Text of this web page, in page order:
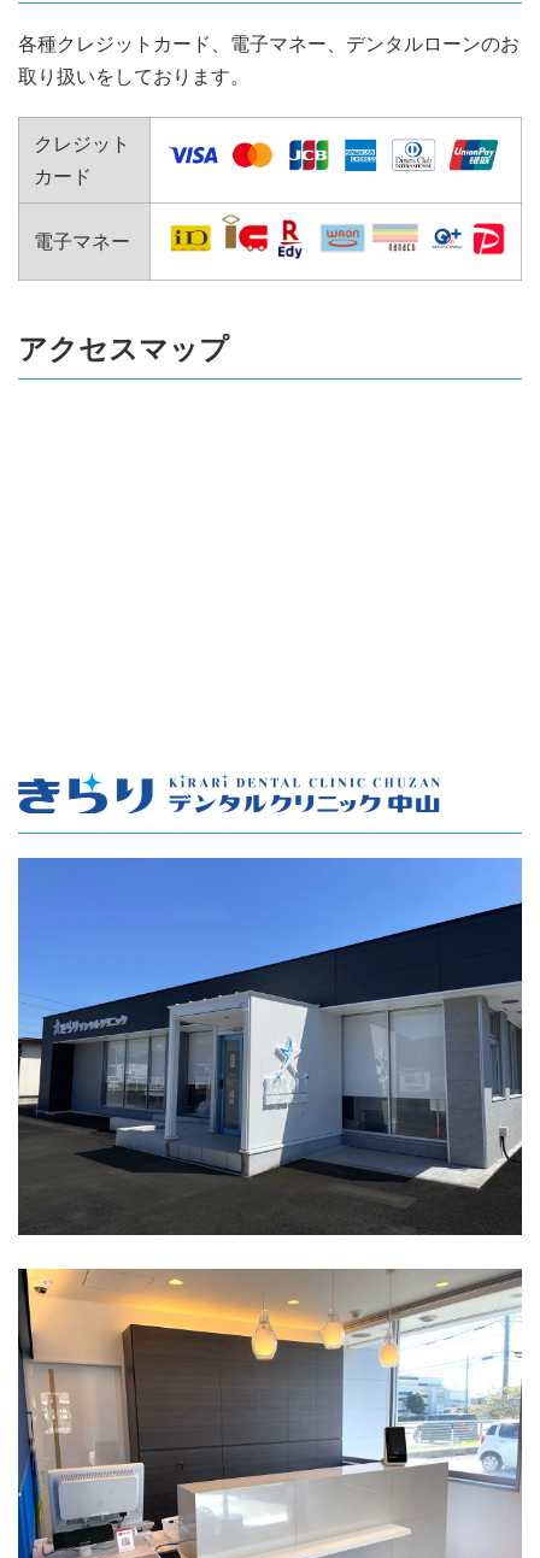
各種クレジットカード、電子マネー、デンタルローンのお
取り扱いをしております。
クレジット
カード
電子マネー
アクセスマップ